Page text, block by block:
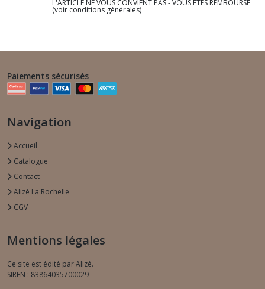
L'ARTICLE NE VOUS CONVIENT PAS - VOUS ÊTES REMBOURSE
(voir conditions générales)
Paiements sécurisés
Navigation
Accueil
Catalogue
Contact
Alizé La Rochelle
CGV
Mentions légales
Ce site est édité par Alizé.
SIREN : 83864035700029